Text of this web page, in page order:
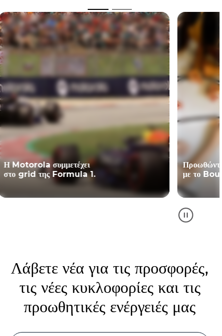
Προωθώντας την αλλαγή
με το Bounce for Good
με
Λάβετε νέα για τις προσφορές,
τις νέες κυκλοφορίες και τις
προωθητικές ενέργειές μας